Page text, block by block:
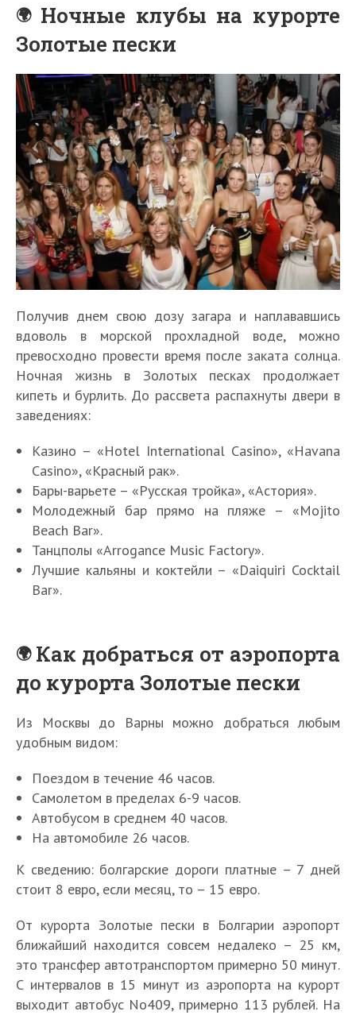
Ночные клубы на курорте
Золотые пески
Получив днем свою дозу загара и наплававшись
вдоволь в морской прохладной воде, можно
превосходно провести время после заката солнца.
Ночная жизнь в Золотых песках продолжает
кипеть и бурлить. До рассвета распахнуты двери в
заведениях:
Казино – «Hotel International Casino», «Havana
Casino», «Красный рак».
Бары-варьете – «Русская тройка», «Астория».
Молодежный бар прямо на пляже – «Mojito
Beach Bar».
Танцполы «Arrogance Music Factory».
Лучшие кальяны и коктейли – «Daiquiri Cocktail
Bar».
Как добраться от аэропорта
до курорта Золотые пески
Из Москвы до Варны можно добраться любым
удобным видом:
Поездом в течение 46 часов.
Самолетом в пределах 6-9 часов.
Автобусом в среднем 40 часов.
На автомобиле 26 часов.
К сведению: болгарские дороги платные – 7 дней
стоит 8 евро, если месяц, то – 15 евро.
От курорта Золотые пески в Болгарии аэропорт
ближайший находится совсем недалеко – 25 км,
это трансфер автотранспортом примерно 50 минут.
С интервалов в 15 минут из аэропорта на курорт
выходит автобус No409, примерно 113 рублей. На